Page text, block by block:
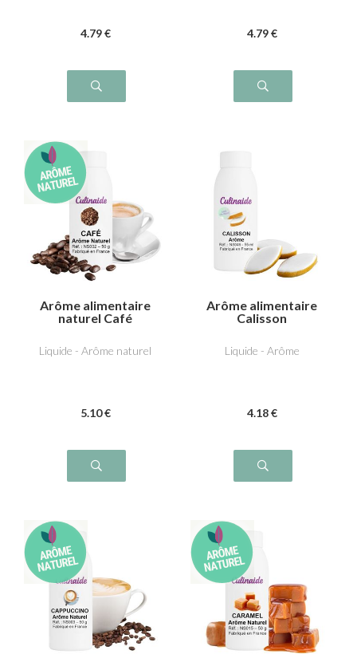
4.79 € 4.79 €
Arôme alimentaire
naturel Café
Liquide - Arôme naturel
5.10 €
Arôme alimentaire
Calisson
Liquide - Arôme
4.18 €